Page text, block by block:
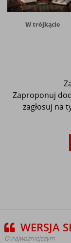
W trójkącie
Zaproponuj
zagłosuj na
WERSJA
O najważniejszym